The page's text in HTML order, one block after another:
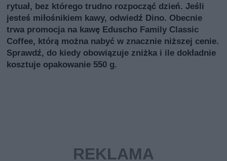
rytuał, bez którego trudno rozpocząć dzień. Jeśli
jesteś miłośnikiem kawy, odwiedź Dino. Obecnie
trwa promocja na kawę Eduscho Family Classic
Coffee, którą można nabyć w znacznie niższej cenie.
Sprawdź, do kiedy obowiązuje zniżka i ile dokładnie
kosztuje opakowanie 550 g.